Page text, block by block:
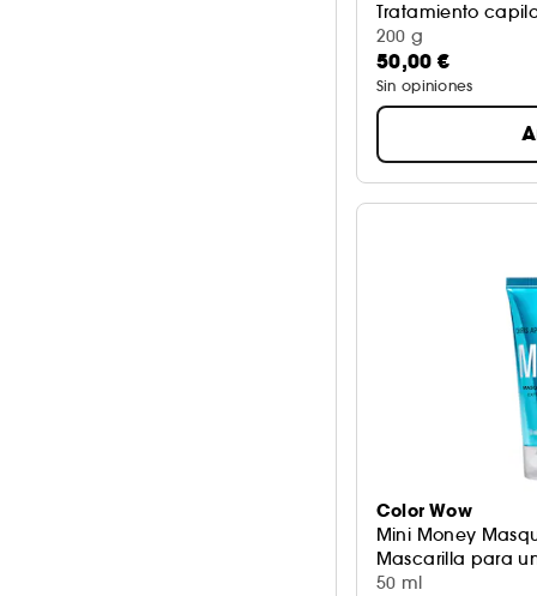
Tratamiento
200 g
50,00 €
Sin opiniones
Color Wow
Mini Money
Mascarilla para
50 ml